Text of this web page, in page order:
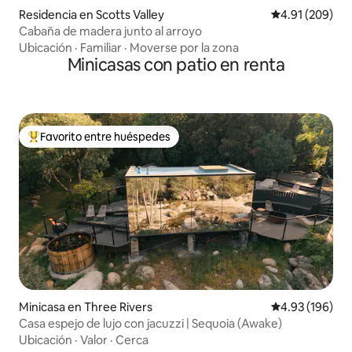
Residencia en Scotts Valley Calificación
4.91 (209)
Cabaña de madera junto al arroyo
Ubicación · Familiar · Moverse por la zona
Minicasas con patio en renta
De los mejores en Favorito entre huéspedes
Favorito entre huéspedes
Minicasa en Three Rivers Calificación
4.93 (196)
Casa espejo de lujo con jacuzzi | Sequoia (Awake)
Ubicación · Valor · Cerca